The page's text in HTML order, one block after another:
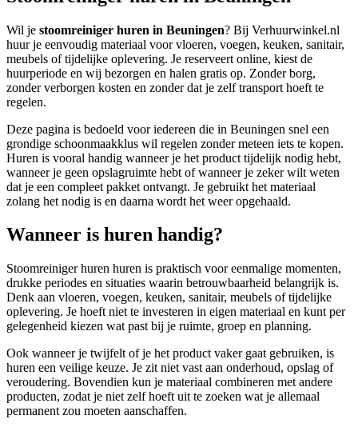
Wil je stoomreiniger huren in Beuningen? Bij Verhuurwinkel.nl
huur je eenvoudig materiaal voor vloeren, voegen, keuken, sanitair,
meubels of tijdelijke oplevering. Je reserveert online, kiest de
huurperiode en wij bezorgen en halen gratis op. Zonder borg,
zonder verborgen kosten en zonder dat je zelf transport hoeft te
regelen.
Deze pagina is bedoeld voor iedereen die in Beuningen snel een
grondige schoonmaakklus wil regelen zonder meteen iets te kopen.
Huren is vooral handig wanneer je het product tijdelijk nodig hebt,
wanneer je geen opslagruimte hebt of wanneer je zeker wilt weten
dat je een compleet pakket ontvangt. Je gebruikt het materiaal
zolang het nodig is en daarna wordt het weer opgehaald.
Wanneer is huren handig?
Stoomreiniger huren huren is praktisch voor eenmalige momenten,
drukke periodes en situaties waarin betrouwbaarheid belangrijk is.
Denk aan vloeren, voegen, keuken, sanitair, meubels of tijdelijke
oplevering. Je hoeft niet te investeren in eigen materiaal en kunt per
gelegenheid kiezen wat past bij je ruimte, groep en planning.
Ook wanneer je twijfelt of je het product vaker gaat gebruiken, is
huren een veilige keuze. Je zit niet vast aan onderhoud, opslag of
veroudering. Bovendien kun je materiaal combineren met andere
producten, zodat je niet zelf hoeft uit te zoeken wat je allemaal
permanent zou moeten aanschaffen.